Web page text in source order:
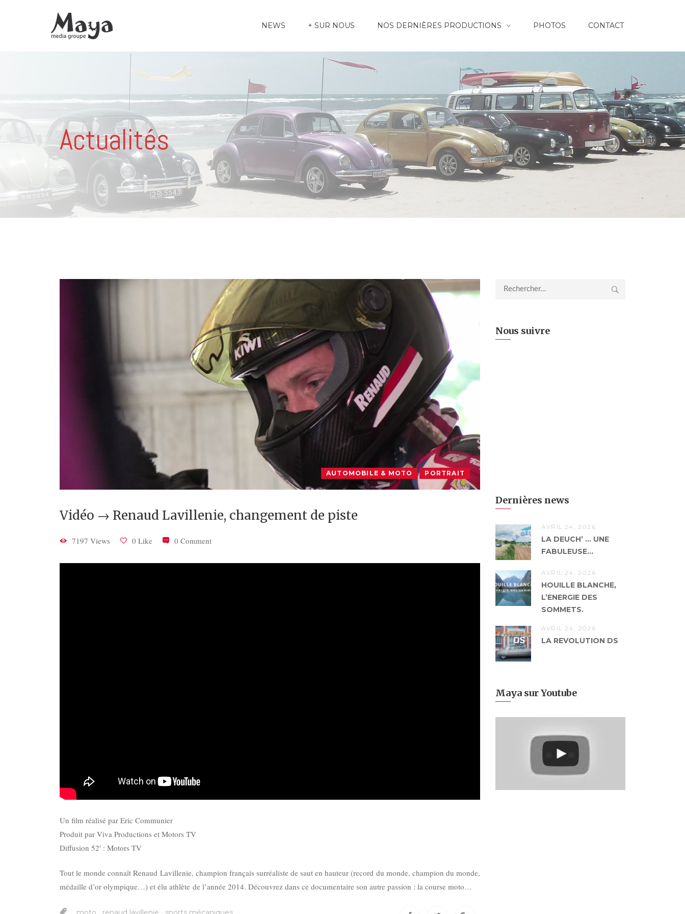
NEWS + SUR NOUS NOS DERNIÈRES PRODUCTIONS PHOTOS CONTACT
Actualités
AUTOMOBILE & MOTO PORTRAIT
Vidéo → Renaud Lavillenie, changement de piste
7197 Views 0 Like 0 Comment
Un film réalisé par Eric Communier
Produit par Viva Productions et Motors TV
Diffusion 52′ : Motors TV
Tout le monde connaît Renaud Lavillenie, champion français surréaliste de saut en hauteur (record du monde, champion du monde,
médaille d’or olympique…) et élu athlète de l’année 2014. Découvrez dans ce documentaire son autre passion : la course moto…
Rechercher :
Nous suivre
Dernières news
AVRIL 24, 2026
LA DEUCH’ … UNE
FABULEUSE...
AVRIL 24, 2026
HOUILLE BLANCHE,
L’ENERGIE DES
SOMMETS.
AVRIL 24, 2026
LA REVOLUTION DS
Maya sur Youtube